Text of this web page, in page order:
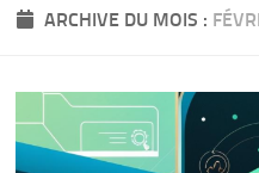
ARCHIVE DU MOIS :